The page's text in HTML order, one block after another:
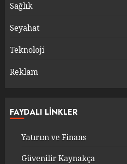
Sağlık
Seyahat
Teknoloji
Reklam
FAYDALI LINKLER
Yatırım ve Finans
Güvenilir Kaynakça